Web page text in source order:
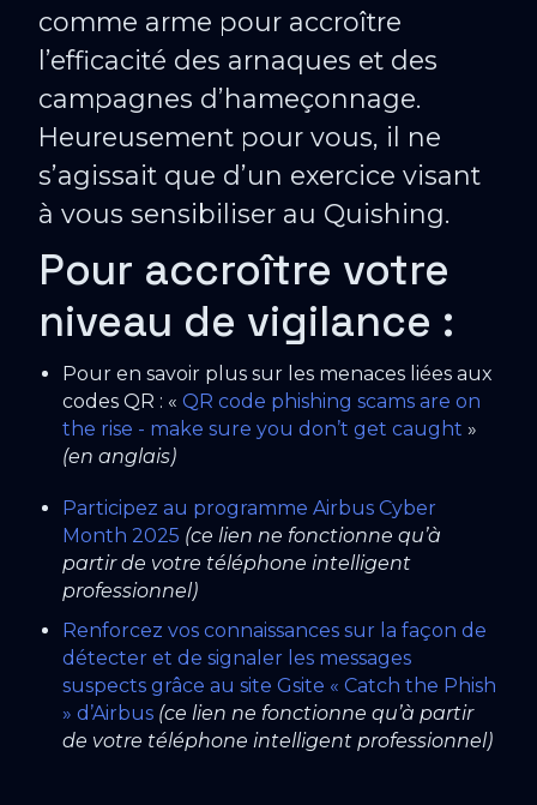
comme arme pour accroître
l’efficacité des arnaques et des
campagnes d’hameçonnage.
Heureusement pour vous, il ne
s’agissait que d’un exercice visant
à vous sensibiliser au Quishing.
Pour accroître votre
niveau de vigilance :
Pour en savoir plus sur les menaces liées aux
codes QR : « QR code phishing scams are on
the rise - make sure you don’t get caught »
(en anglais)
Participez au programme Airbus Cyber
Month 2025 (ce lien ne fonctionne qu’à
partir de votre téléphone intelligent
professionnel)
Renforcez vos connaissances sur la façon de
détecter et de signaler les messages
suspects grâce au site Gsite « Catch the Phish
» d’Airbus (ce lien ne fonctionne qu’à partir
de votre téléphone intelligent professionnel)